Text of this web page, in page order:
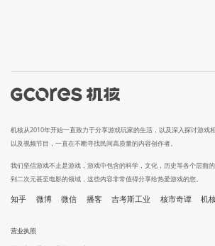
机核从2010年开始一直致力于分享游戏玩家的生活，以及深入探讨游戏
以及视频节目，一直在不断寻找民间高质量的内容创作者。
我们坚信游戏不止是游戏，游戏中包含的科学，文化，历史等各个层面
到二次元甚至电影的领域，这些内容非常值得分享给热爱游戏的您。
知乎 微博 微信 播客 吉考斯工业 核市奇谭 机
营业执照